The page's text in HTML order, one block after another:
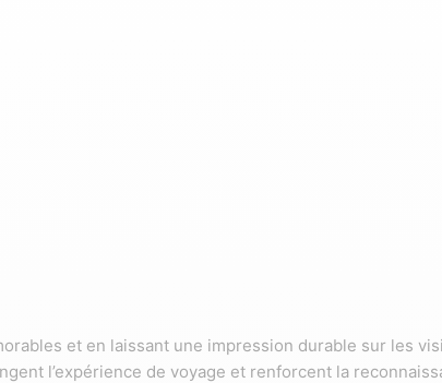
pour
et en laissant une impression durable sur les
l’expérience de voyage et renforcent la